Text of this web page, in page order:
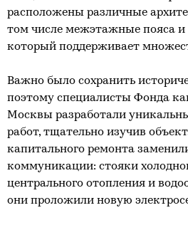
расположены различные
том числе межэтажные пояса
который поддерживает
Важно было сохранить
поэтому специалисты Фонда
Москвы разработали
работ, тщательно изучив
капитального ремонта
коммуникации: стояки
центрального отопления и
они проложили новую